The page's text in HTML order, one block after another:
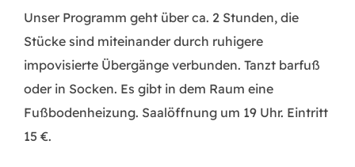
Unser Programm geht über ca. 2 Stunden, die
Stücke sind miteinander durch ruhigere
impovisierte Übergänge verbunden. Tanzt barfuß
oder in Socken. Es gibt in dem Raum eine
Fußbodenheizung. Saalöffnung um 19 Uhr. Eintritt
15 €.